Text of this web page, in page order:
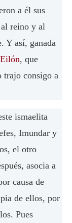
a él sus
reino y al
Y así, ganada
Eilón, que
trajo consigo a
ismaelita
Imundar y
el otro
asocia a
causa de
de ellos, por
Pues